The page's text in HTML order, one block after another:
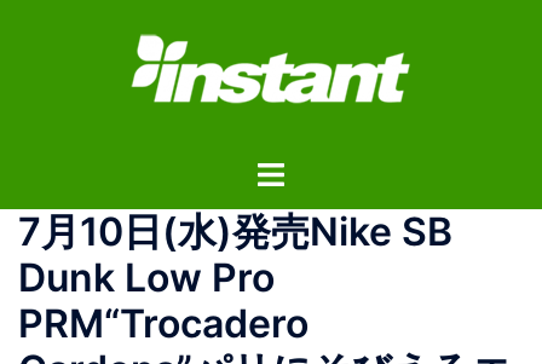
ス
ト
ル
ニ
ュ
ー
7月10日(水)発売Nike SB
Dunk Low Pro
PRM“Trocadero